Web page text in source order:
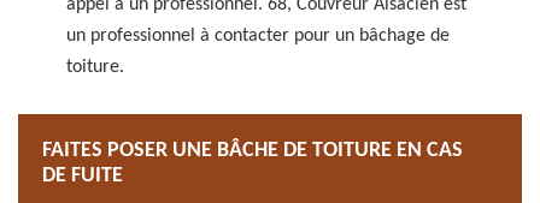
appel à un professionnel. 68, Couvreur Alsacien est
un professionnel à contacter pour un bâchage de
toiture.
FAITES POSER UNE BÂCHE DE TOITURE EN CAS
DE FUITE